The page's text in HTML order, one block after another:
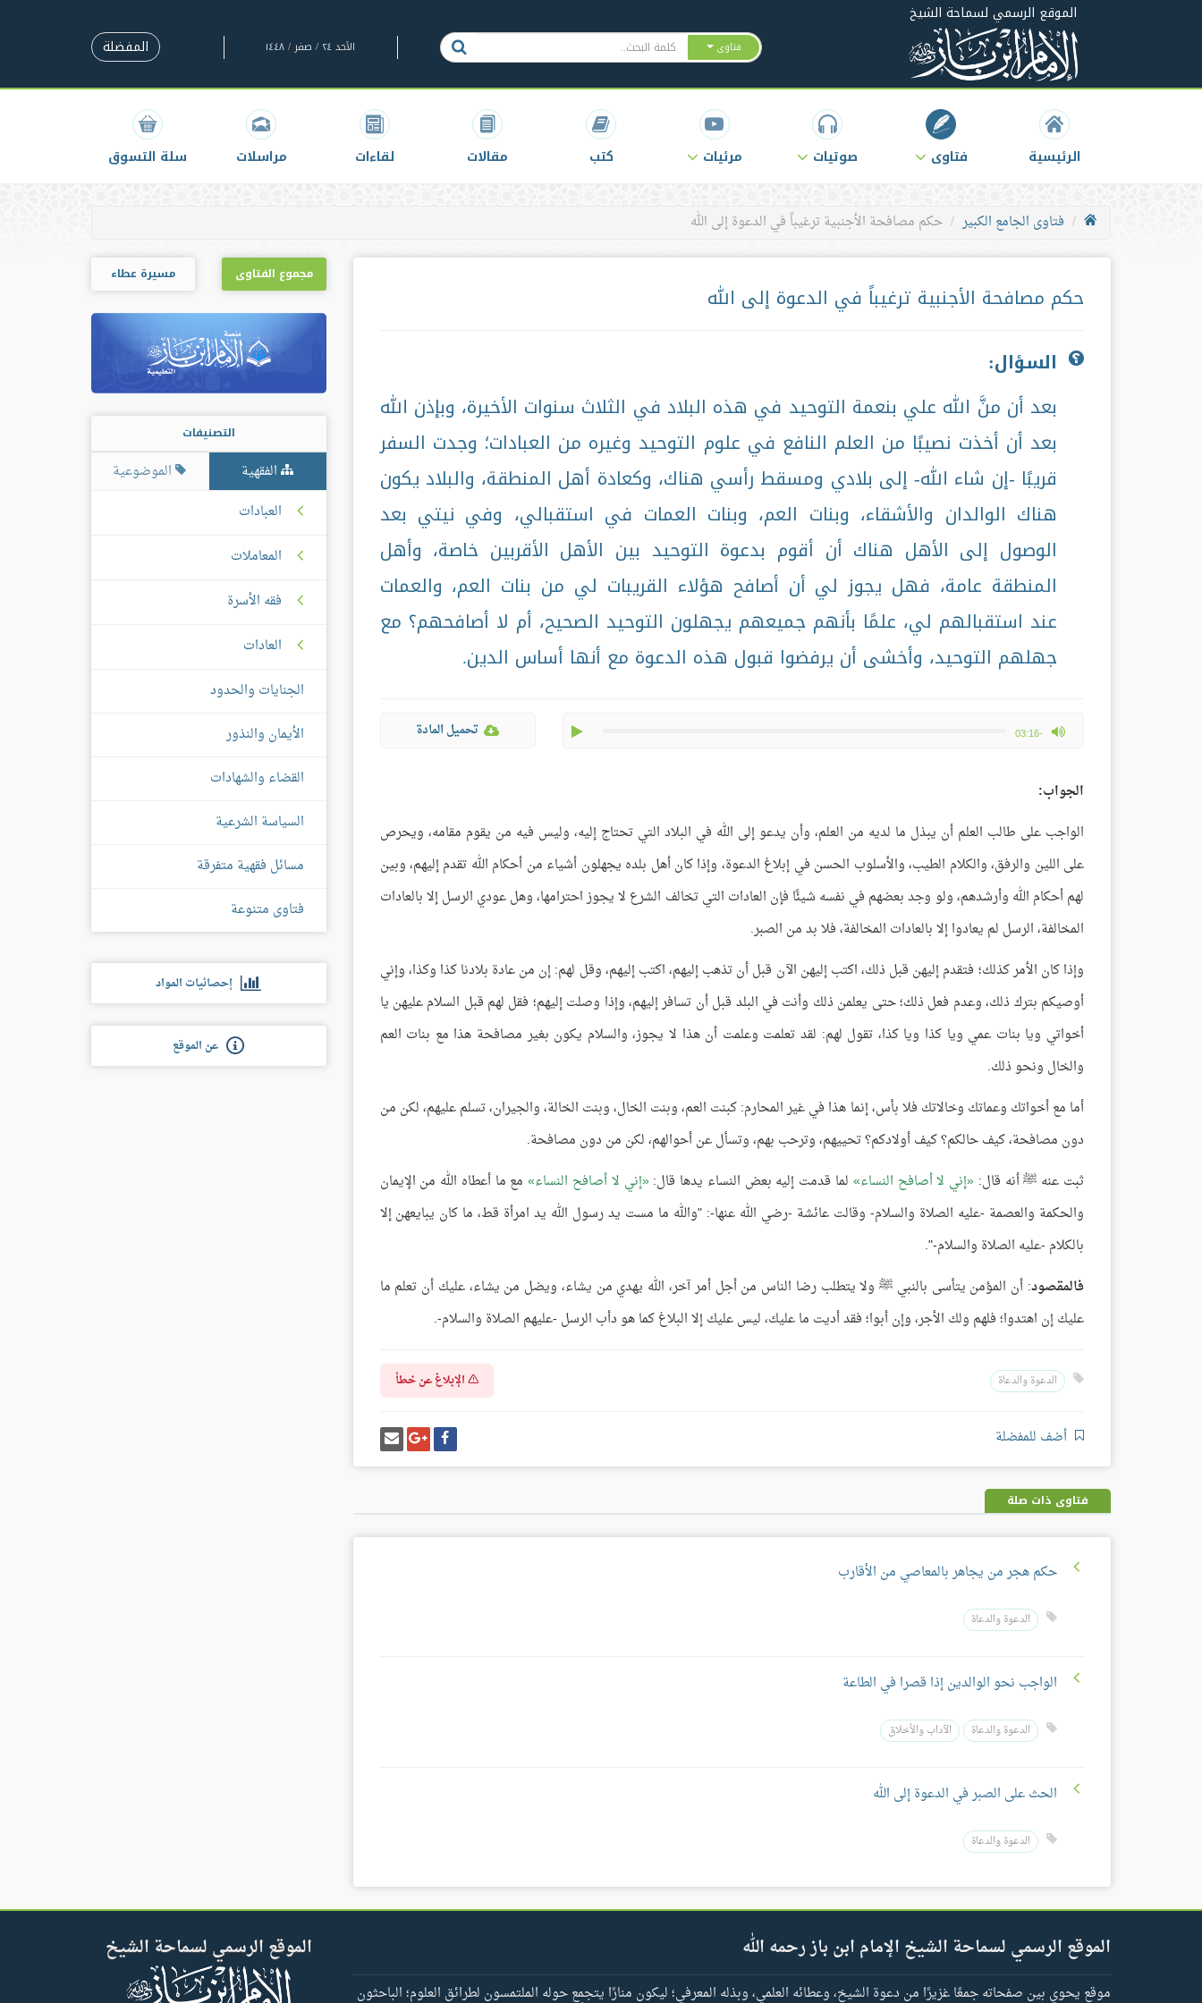
الموقع الرسمي لسماحة الشيخ
فتاوى الأحد ٢٤ / صفر / ١٤٤٨ المفضلة
الرئيسية فتاوى صوتيات مرئيات كتب مقالات لقاءات مراسلات سلة التسوق
فتاوى الجامع الكبير حكم مصافحة الأجنبية ترغيباً في الدعوة إلى الله
حكم مصافحة الأجنبية ترغيباً في الدعوة إلى الله
السؤال:
بعد أن منَّ الله علي بنعمة التوحيد في هذه البلاد في الثلاث سنوات الأخيرة، وبإذن الله
بعد أن أخذت نصيبًا من العلم النافع في علوم التوحيد وغيره من العبادات؛ وجدت السفر
قريبًا -إن شاء الله- إلى بلادي ومسقط رأسي هناك، وكعادة أهل المنطقة، والبلاد يكون
هناك الوالدان والأشقاء، وبنات العم، وبنات العمات في استقبالي، وفي نيتي بعد
الوصول إلى الأهل هناك أن أقوم بدعوة التوحيد بين الأهل الأقربين خاصة، وأهل
المنطقة عامة، فهل يجوز لي أن أصافح هؤلاء القريبات لي من بنات العم، والعمات
عند استقبالهم لي، علمًا بأنهم جميعهم يجهلون التوحيد الصحيح، أم لا أصافحهم؟ مع
جهلهم التوحيد، وأخشى أن يرفضوا قبول هذه الدعوة مع أنها أساس الدين.
-03:16
max volume تحميل المادة
الجواب:
الواجب على طالب العلم أن يبذل ما لديه من العلم، وأن يدعو إلى الله في البلاد التي تحتاج إليه، وليس فيه من يقوم مقامه، ويحرص
على اللين والرفق، والكلام الطيب، والأسلوب الحسن في إبلاغ الدعوة، وإذا كان أهل بلده يجهلون أشياء من أحكام الله تقدم إليهم، وبين
لهم أحكام الله وأرشدهم، ولو وجد بعضهم في نفسه شيئًا فإن العادات التي تخالف الشرع لا يجوز احترامها، وهل عودي الرسل إلا بالعادات
المخالفة، الرسل لم يعادوا إلا بالعادات المخالفة، فلا بد من الصبر.
وإذا كان الأمر كذلك؛ فتقدم إليهن قبل ذلك، اكتب إليهن الآن قبل أن تذهب إليهم، اكتب إليهم، وقل لهم: إن من عادة بلادنا كذا وكذا، وإني
أوصيكم بترك ذلك، وعدم فعل ذلك؛ حتى يعلمن ذلك وأنت في البلد قبل أن تسافر إليهم، وإذا وصلت إليهم؛ فقل لهم قبل السلام عليهن يا
أخواتي ويا بنات عمي ويا كذا ويا كذا، تقول لهم: لقد تعلمت وعلمت أن هذا لا يجوز، والسلام يكون بغير مصافحة هذا مع بنات العم
والخال ونحو ذلك.
أما مع أخواتك وعماتك وخالاتك فلا بأس، إنما هذا في غير المحارم: كبنت العم، وبنت الخال، وبنت الخالة، والجيران، تسلم عليهم، لكن من
دون مصافحة، كيف حالكم؟ كيف أولادكم؟ تحييهم، وترحب بهم، وتسأل عن أحوالهم، لكن من دون مصافحة.
ثبت عنه ﷺ أنه قال: إني لا أصافح النساء لما قدمت إليه بعض النساء يدها قال: إني لا أصافح النساء مع ما أعطاه الله من الإيمان
والحكمة والعصمة -عليه الصلاة والسلام- وقالت عائشة -رضي الله عنها-: "والله ما مست يد رسول الله يد امرأة قط، ما كان يبايعهن إلا
بالكلام -عليه الصلاة والسلام-".
فالمقصود: أن المؤمن يتأسى بالنبي ﷺ ولا يتطلب رضا الناس من أجل أمر آخر، الله يهدي من يشاء، ويضل من يشاء، عليك أن تعلم ما
عليك إن اهتدوا؛ فلهم ولك الأجر، وإن أبوا؛ فقد أديت ما عليك، ليس عليك إلا البلاغ كما هو دأب الرسل -عليهم الصلاة والسلام-.
الدعوة والدعاة الإبلاغ عن خطأ
أضف للمفضلة شارك
على
فيسبوك
شارك
على
غوغل
بلس
إرسل
إيميل
فتاوى ذات صلة
حكم هجر من يجاهر بالمعاصي من الأقارب
الدعوة والدعاة
الواجب نحو الوالدين إذا قصرا في الطاعة
الدعوة والدعاة الآداب والأخلاق
الحث على الصبر في الدعوة إلى الله
الدعوة والدعاة
مجموع الفتاوى مسيرة عطاء
التصنيفات
الفقهية
الموضوعية
العبادات
المعاملات
فقه الأسرة
العادات
الجنايات والحدود
الأيمان والنذور
القضاء والشهادات
السياسة الشرعية
مسائل فقهية متفرقة
فتاوى متنوعة
إحصائيات المواد
عن الموقع
الموقع الرسمي لسماحة الشيخ الإمام ابن باز رحمه الله
موقع يحوي بين صفحاته جمعًا غزيرًا من دعوة الشيخ، وعطائه العلمي، وبذله المعرفي؛ ليكون منارًا يتجمع حوله الملتمسون لطرائق العلوم؛ الباحثون
الموقع الرسمي لسماحة الشيخ